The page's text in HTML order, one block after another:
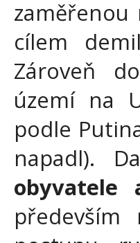
zaměřenou
cílem
Zároveň
území na
podle
napadl).
obyvatele